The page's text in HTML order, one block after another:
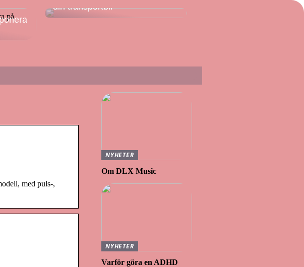
din transportbil
med puls-,
NYHETER
Om DLX Music
NYHETER
Varför göra en ADHD